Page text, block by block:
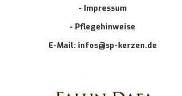
- Impressum
- Pflegehinweise
E-Mail: infos@sp-kerzen.de